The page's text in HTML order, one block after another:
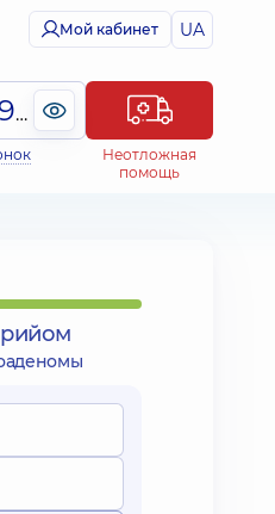
Мой кабинет UA
(044) 495-2-888
Неотложная
помощь